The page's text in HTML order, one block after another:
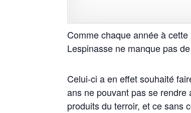
Comme chaque année à
Lespinasse ne manque pas
Celui-ci a en effet souhaité
ans ne pouvant pas se
produits du terroir, et ce sans